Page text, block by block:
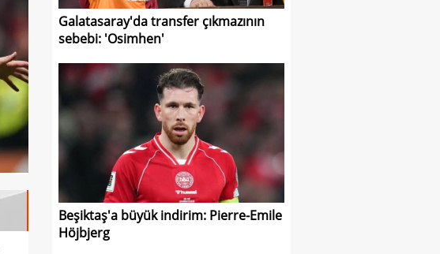
Galatasaray'da transfer çıkmazının
sebebi: 'Osimhen'
Beşiktaş'a büyük indirim: Pierre-Emile
Höjbjerg